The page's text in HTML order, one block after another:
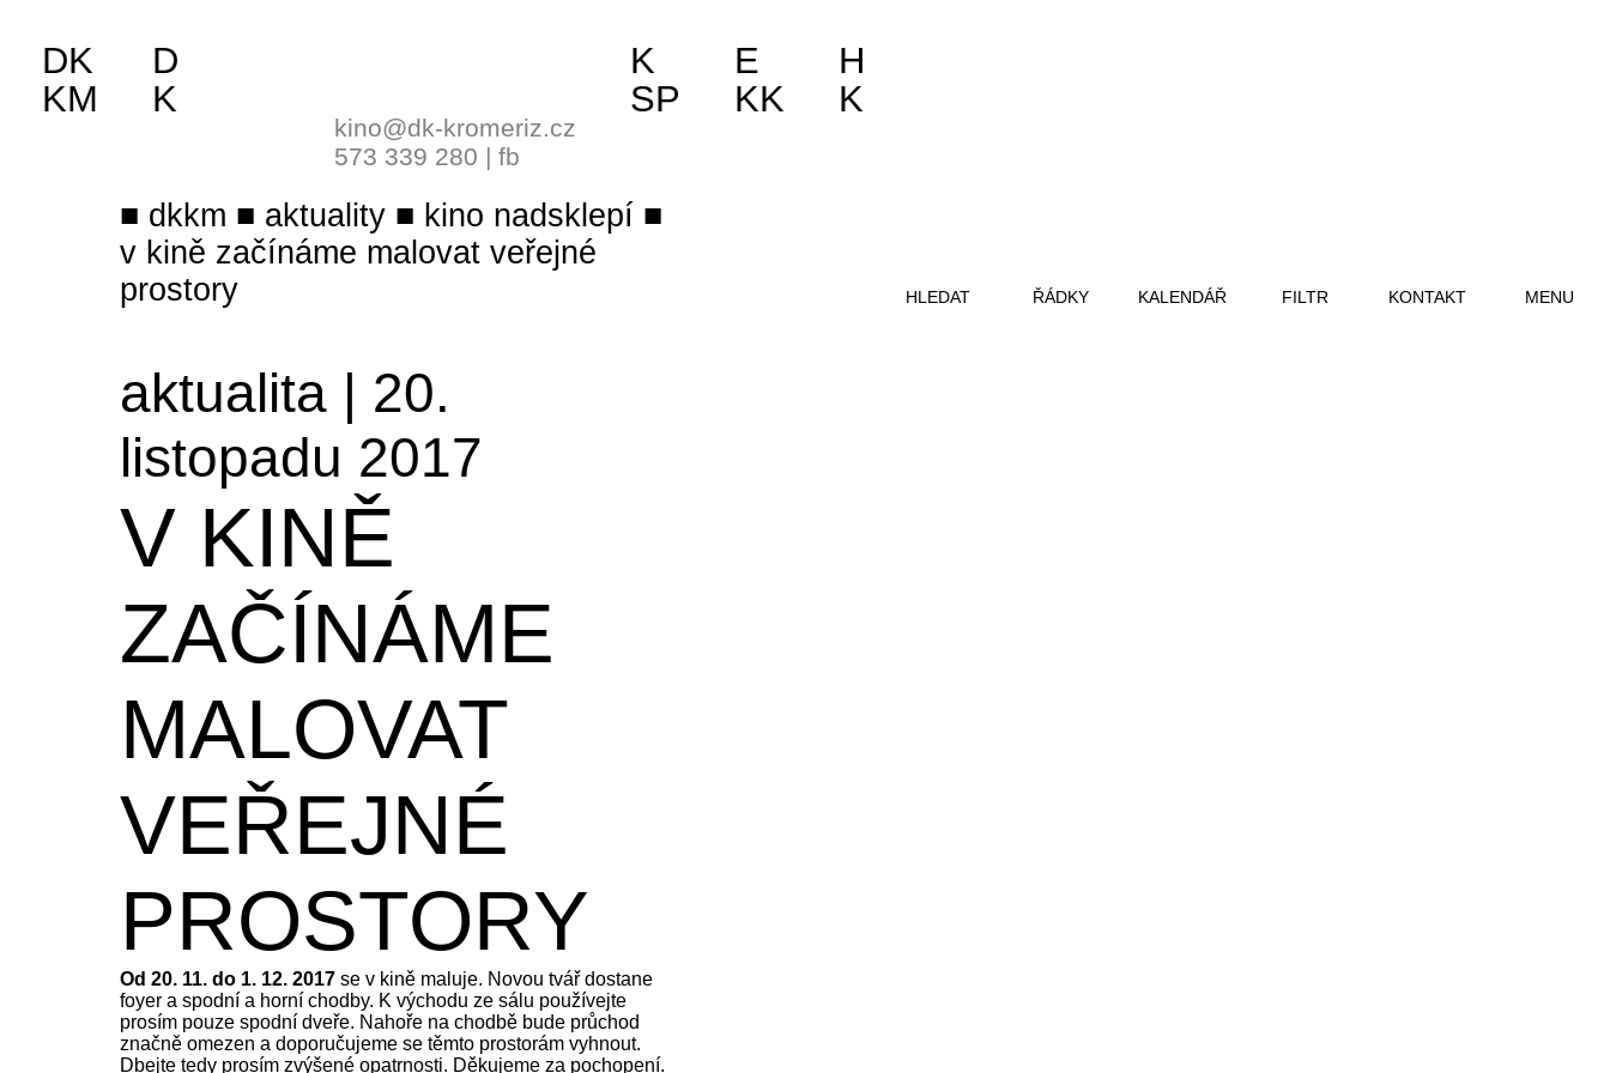
dkkm aktuality
kino nadsklepí
v kině začínáme malovat veřejné
prostory
aktualita | 20.
listopadu 2017
V KINĚ
ZAČÍNÁME
MALOVAT
VEŘEJNÉ
PROSTORY
Od 20. 11. do 1. 12. 2017se v kině maluje. Novou tvář dostane
foyer a spodní a horní chodby. K východu ze sálu používejte
prosím pouze spodní dveře. Nahoře na chodbě bude průchod
značně omezen a doporučujeme se těmto prostorám vyhnout.
Dbejte tedy prosím zvýšené opatrnosti. Děkujeme za pochopení.
DK
KM
D
K
kino@dk-kromeriz.cz
573 339 280 | fb
K
SP
E
KK
H
K
HLEDAT ŘÁDKY KALENDÁŘ FILTR KONTAKT MENU